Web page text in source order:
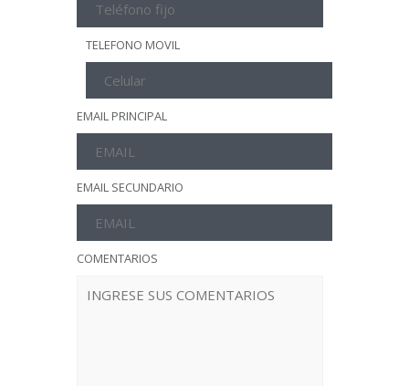
TELEFONO MOVIL
EMAIL PRINCIPAL
EMAIL SECUNDARIO
COMENTARIOS